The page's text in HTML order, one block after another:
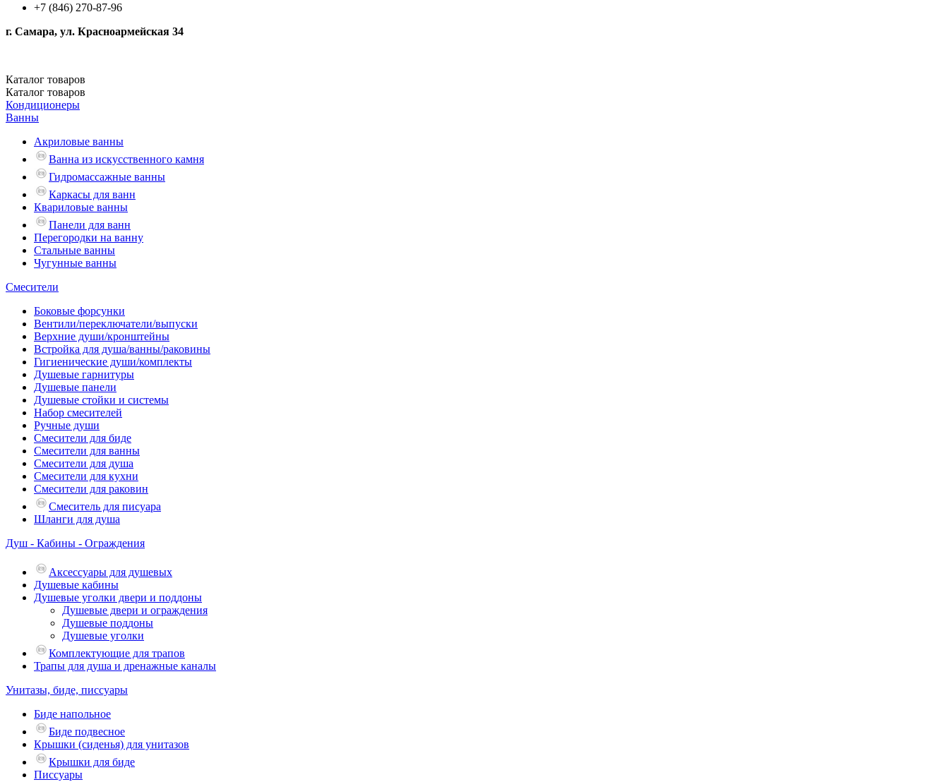
+7 (846) 270-87-96
г. Самара, ул. Красноармейская 34
Каталог товаров
Каталог товаров
Кондиционеры
Ванны
Акриловые ванны
Ванна из искусственного камня
Гидромассажные ванны
Каркасы для ванн
Квариловые ванны
Панели для ванн
Перегородки на ванну
Стальные ванны
Чугунные ванны
Смесители
Боковые форсунки
Вентили/переключатели/выпуски
Верхние души/кронштейны
Встройка для душа/ванны/раковины
Гигиенические души/комплекты
Душевые гарнитуры
Душевые панели
Душевые стойки и системы
Набор смесителей
Ручные души
Смесители для биде
Смесители для ванны
Смесители для душа
Смесители для кухни
Смесители для раковин
Смеситель для писуара
Шланги для душа
Душ - Кабины - Ограждения
Аксессуары для душевых
Душевые кабины
Душевые уголки двери и поддоны
Душевые двери и ограждения
Душевые поддоны
Душевые уголки
Комплектующие для трапов
Трапы для душа и дренажные каналы
Унитазы, биде, писсуары
Биде напольное
Биде подвесное
Крышки (сиденья) для унитазов
Крышки для биде
Писсуары